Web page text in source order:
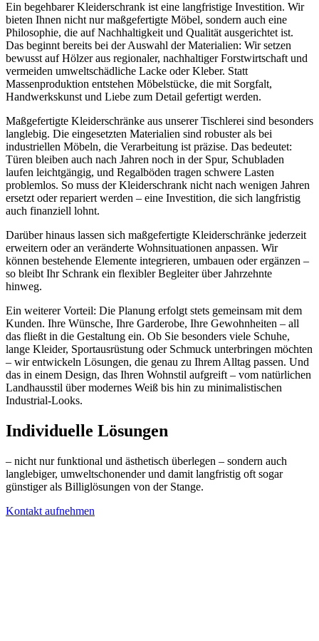
Ein begehbarer Kleiderschrank ist eine langfristige Investition. Wir
bieten Ihnen nicht nur maßgefertigte Möbel, sondern auch eine
Philosophie, die auf Nachhaltigkeit und Qualität ausgerichtet ist.
Das beginnt bereits bei der Auswahl der Materialien: Wir setzen
bewusst auf Hölzer aus regionaler, nachhaltiger Forstwirtschaft und
vermeiden umweltschädliche Lacke oder Kleber. Statt
Massenproduktion entstehen Möbelstücke, die mit Sorgfalt,
Handwerkskunst und Liebe zum Detail gefertigt werden.
Maßgefertigte Kleiderschränke aus unserer Tischlerei sind besonders
langlebig. Die eingesetzten Materialien sind robuster als bei
industriellen Möbeln, die Verarbeitung ist präzise. Das bedeutet:
Türen bleiben auch nach Jahren noch in der Spur, Schubladen
laufen leichtgängig, und Regalböden tragen schwere Lasten
problemlos. So muss der Kleiderschrank nicht nach wenigen Jahren
ersetzt oder repariert werden – eine Investition, die sich langfristig
auch finanziell lohnt.
Darüber hinaus lassen sich maßgefertigte Kleiderschränke jederzeit
erweitern oder an veränderte Wohnsituationen anpassen. Wir
können bestehende Elemente integrieren, umbauen oder ergänzen –
so bleibt Ihr Schrank ein flexibler Begleiter über Jahrzehnte
hinweg.
Ein weiterer Vorteil: Die Planung erfolgt stets gemeinsam mit dem
Kunden. Ihre Wünsche, Ihre Garderobe, Ihre Gewohnheiten – all
das fließt in die Gestaltung ein. Ob Sie besonders viele Schuhe,
lange Kleider, Sportausrüstung oder Schmuck unterbringen möchten
– wir entwickeln Lösungen, die genau zu Ihrem Alltag passen. Und
das in einem Design, das Ihren Wohnstil aufgreift – vom natürlichen
Landhausstil über modernes Weiß bis hin zu minimalistischen
Industrial-Looks.
Individuelle Lösungen
– nicht nur funktional und ästhetisch überlegen – sondern auch
langlebiger, umweltschonender und damit langfristig oft sogar
günstiger als Billiglösungen von der Stange.
Kontakt aufnehmen